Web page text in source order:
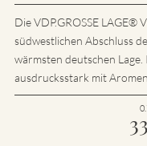
Die VDP.GROSSE LAGE®
südwestlichen Abschluss
wärmsten deutschen
ausdrucksstark mit